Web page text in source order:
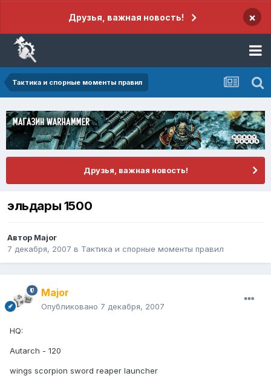
Друзья, важная новость! ×
Тактика и спорные моменты правил
Друзья, важная новость!
эльдары 1500
Автор Major
7 декабря, 2007 в Тактика и спорные моменты правил
Major
Опубликовано 7 декабря, 2007
HQ:
Autarch - 120
wings scorpion sword reaper launcher